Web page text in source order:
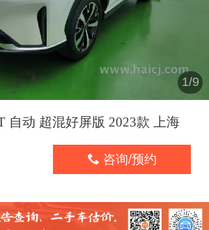
1/9
自动 超混好屏版 2023款 上海
 咨询/预约